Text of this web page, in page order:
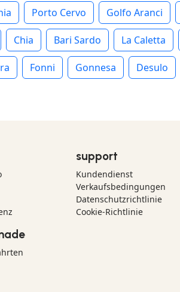
Porto Cervo Golfo Aranci
Chia Bari Sardo La Caletta
Fonni Gonnesa Desulo
support
Kundendienst
Verkaufsbedingungen
Datenschutzrichtlinie
Cookie-Richtlinie